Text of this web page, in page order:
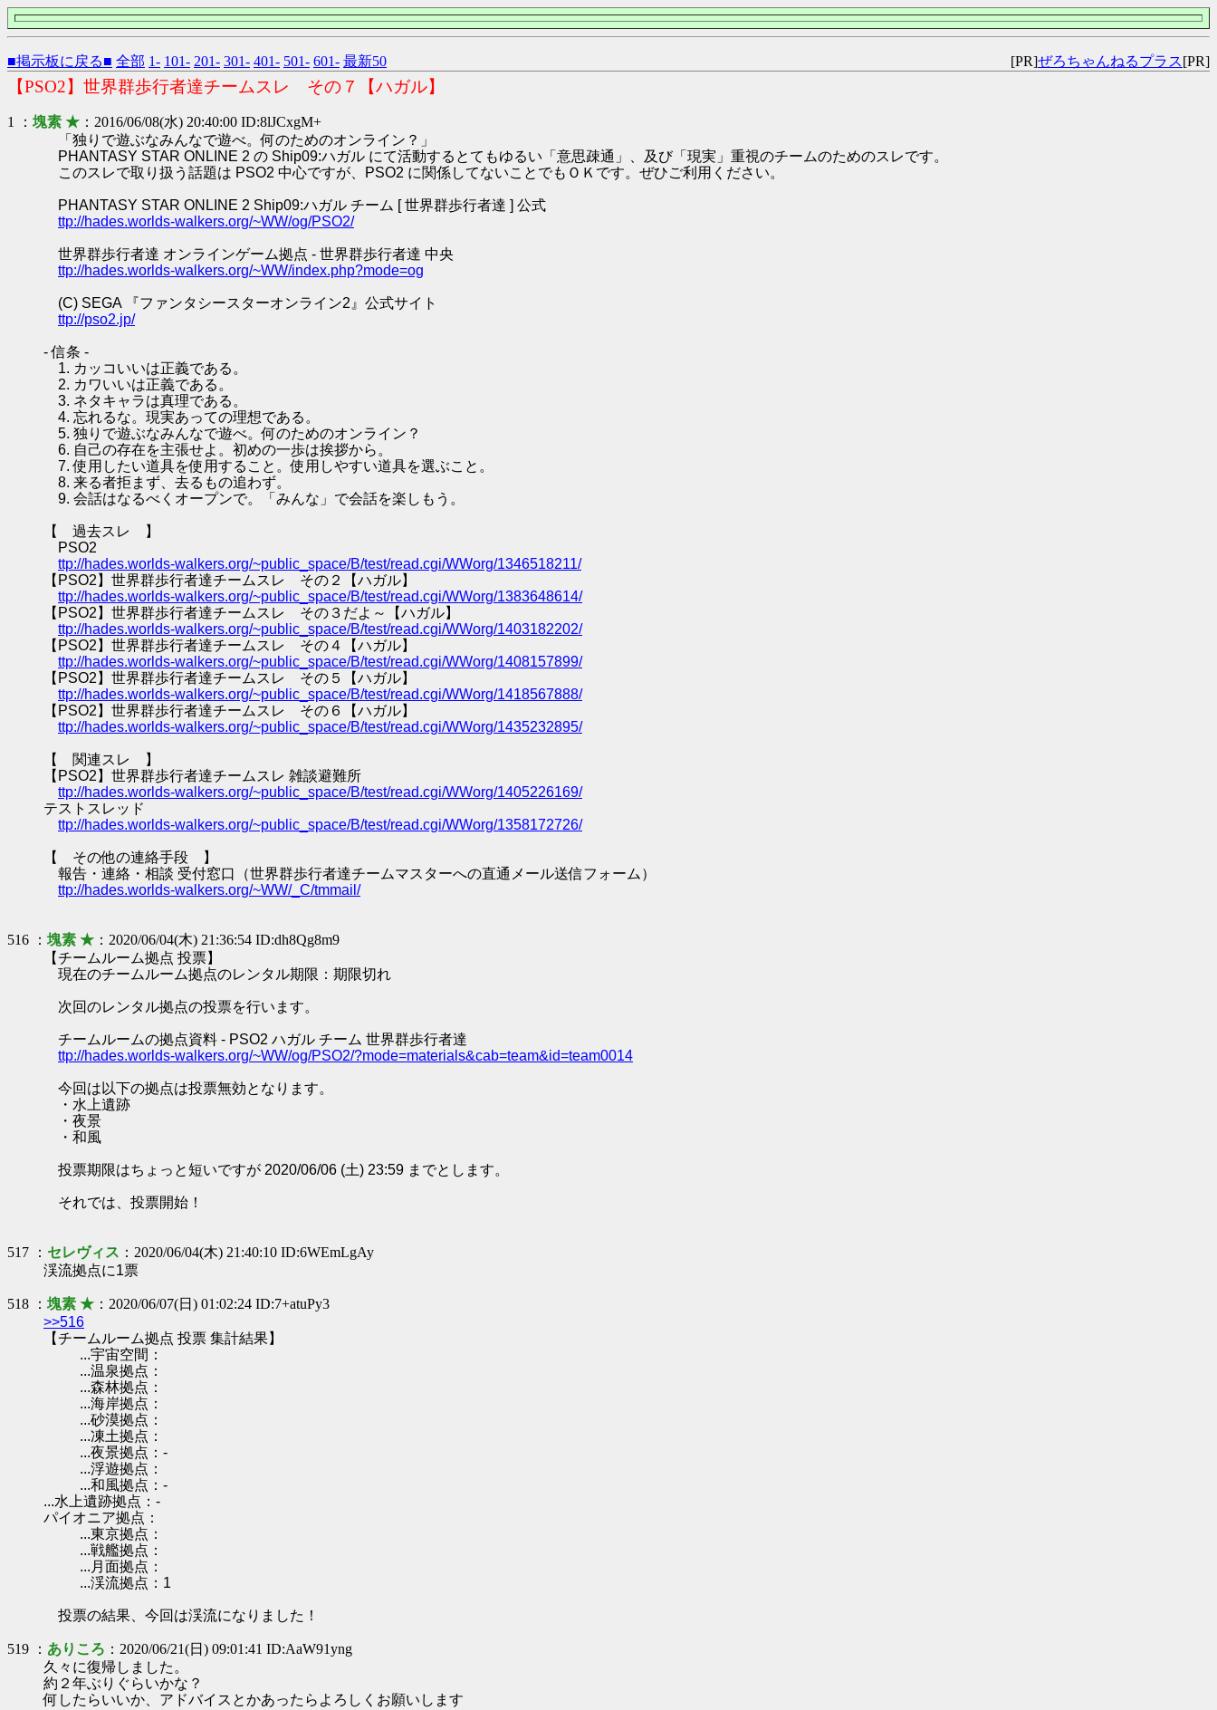
■掲示板に戻る■ 全部 1- 101- 201- 301- 401- 501- 601- 最新50 [PR]ぜろちゃんねるプラス[PR]
【PSO2】世界群歩行者達チームスレ その７【ハガル】
1 ： 塊素 ★ ：2016/06/08(水) 20:40:00 ID:8lJCxgM+
「独りで遊ぶなみんなで遊べ。何のためのオンライン？」
PHANTASY STAR ONLINE 2 の Ship09:ハガル にて活動するとてもゆるい「意思疎通」、及び「現実」重視のチームのためのスレです。
このスレで取り扱う話題は PSO2 中心ですが、PSO2 に関係してないことでもＯＫです。ぜひご利用ください。
PHANTASY STAR ONLINE 2 Ship09:ハガル チーム [ 世界群歩行者達 ] 公式
ttp://hades.worlds-walkers.org/~WW/og/PSO2/
世界群歩行者達 オンラインゲーム拠点 - 世界群歩行者達 中央
ttp://hades.worlds-walkers.org/~WW/index.php?mode=og
(C) SEGA 『ファンタシースターオンライン2』公式サイト
ttp://pso2.jp/
- 信条 -
1. カッコいいは正義である。
2. カワいいは正義である。
3. ネタキャラは真理である。
4. 忘れるな。現実あっての理想である。
5. 独りで遊ぶなみんなで遊べ。何のためのオンライン？
6. 自己の存在を主張せよ。初めの一歩は挨拶から。
7. 使用したい道具を使用すること。使用しやすい道具を選ぶこと。
8. 来る者拒まず、去るもの追わず。
9. 会話はなるべくオープンで。「みんな」で会話を楽しもう。
【 過去スレ 】
PSO2
ttp://hades.worlds-walkers.org/~public_space/B/test/read.cgi/WWorg/1346518211/
【PSO2】世界群歩行者達チームスレ その２【ハガル】
ttp://hades.worlds-walkers.org/~public_space/B/test/read.cgi/WWorg/1383648614/
【PSO2】世界群歩行者達チームスレ その３だよ～【ハガル】
ttp://hades.worlds-walkers.org/~public_space/B/test/read.cgi/WWorg/1403182202/
【PSO2】世界群歩行者達チームスレ その４【ハガル】
ttp://hades.worlds-walkers.org/~public_space/B/test/read.cgi/WWorg/1408157899/
【PSO2】世界群歩行者達チームスレ その５【ハガル】
ttp://hades.worlds-walkers.org/~public_space/B/test/read.cgi/WWorg/1418567888/
【PSO2】世界群歩行者達チームスレ その６【ハガル】
ttp://hades.worlds-walkers.org/~public_space/B/test/read.cgi/WWorg/1435232895/
【 関連スレ 】
【PSO2】世界群歩行者達チームスレ 雑談避難所
ttp://hades.worlds-walkers.org/~public_space/B/test/read.cgi/WWorg/1405226169/
テストスレッド
ttp://hades.worlds-walkers.org/~public_space/B/test/read.cgi/WWorg/1358172726/
【 その他の連絡手段 】
報告・連絡・相談 受付窓口（世界群歩行者達チームマスターへの直通メール送信フォーム）
ttp://hades.worlds-walkers.org/~WW/_C/tmmail/
516 ： 塊素 ★ ：2020/06/04(木) 21:36:54 ID:dh8Qg8m9
【チームルーム拠点 投票】
現在のチームルーム拠点のレンタル期限：期限切れ
次回のレンタル拠点の投票を行います。
チームルームの拠点資料 - PSO2 ハガル チーム 世界群歩行者達
ttp://hades.worlds-walkers.org/~WW/og/PSO2/?mode=materials&cab=team&id=team0014
今回は以下の拠点は投票無効となります。
・水上遺跡
・夜景
・和風
投票期限はちょっと短いですが 2020/06/06 (土) 23:59 までとします。
それでは、投票開始！
517 ： セレヴィス ：2020/06/04(木) 21:40:10 ID:6WEmLgAy
渓流拠点に1票
518 ： 塊素 ★ ：2020/06/07(日) 01:02:24 ID:7+atuPy3
>>516
【チームルーム拠点 投票 集計結果】
...宇宙空間：
...温泉拠点：
...森林拠点：
...海岸拠点：
...砂漠拠点：
...凍土拠点：
...夜景拠点：-
...浮遊拠点：
...和風拠点：-
...水上遺跡拠点：-
パイオニア拠点：
...東京拠点：
...戦艦拠点：
...月面拠点：
...渓流拠点：1
投票の結果、今回は渓流になりました！
519 ： ありころ ：2020/06/21(日) 09:01:41 ID:AaW91yng
久々に復帰しました。
約２年ぶりぐらいかな？
何したらいいか、アドバイスとかあったらよろしくお願いします